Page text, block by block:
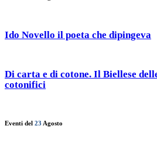
Ido Novello il poeta che dipingeva
Di carta e di cotone. Il Biellese
cotonifici
Eventi del 23 Agosto